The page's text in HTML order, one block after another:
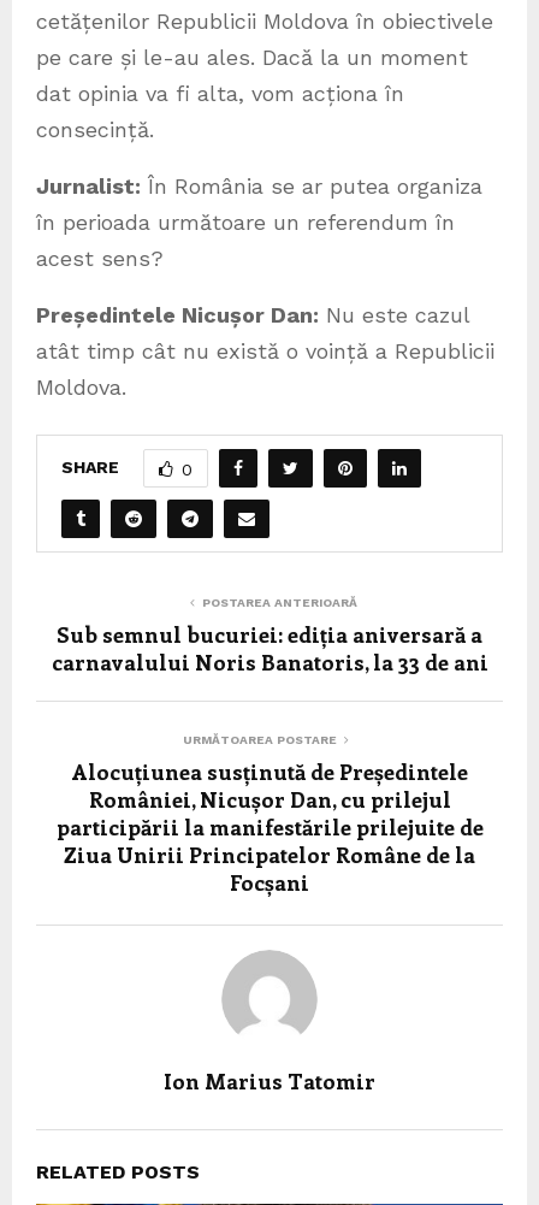
cetățenilor Republicii Moldova în obiectivele
pe care și le-au ales. Dacă la un moment
dat opinia va fi alta, vom acționa în
consecință.
Jurnalist: În România se ar putea organiza
în perioada următoare un referendum în
acest sens?
Președintele Nicușor Dan: Nu este cazul
atât timp cât nu există o voință a Republicii
Moldova.
SHARE 0
POSTAREA ANTERIOARĂ
Sub semnul bucuriei: ediția aniversară a
carnavalului Noris Banatoris, la 33 de ani
URMĂTOAREA POSTARE
Alocuțiunea susținută de Președintele
României, Nicușor Dan, cu prilejul
participării la manifestările prilejuite de
Ziua Unirii Principatelor Române de la
Focșani
Ion Marius Tatomir
RELATED POSTS